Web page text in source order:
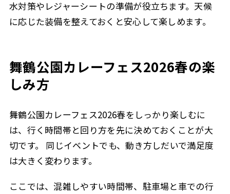
水対策やレジャーシートの準備が役立ちます。天候
に応じた装備を整えておくと安心して楽しめます。
舞鶴公園カレーフェス2026春の楽
しみ方
舞鶴公園カレーフェス2026春をしっかり楽しむに
は、行く時間帯と回り方を先に決めておくことが大
切です。 同じイベントでも、動き方しだいで満足度
は大きく変わります。
ここでは、混雑しやすい時間帯、駐車場と車での行